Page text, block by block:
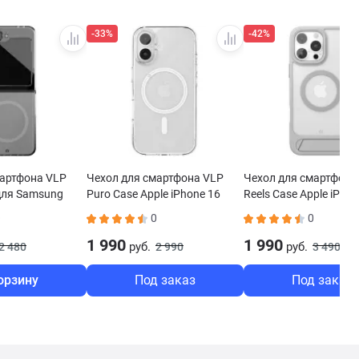
VLP
Samsung
480
-33%
Чехол для смартфона VLP
Puro Case Apple iPhone 16
0
1 990 руб. 2 990
Под заказ
-42%
Чехол для смартфона
Reels Case Apple
0
1 990 руб. 3 490
Под заказ